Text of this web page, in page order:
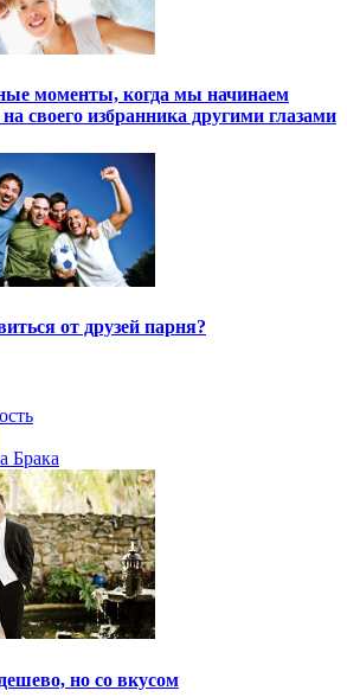
моменты, когда мы начинаем
своего избранника другими глазами
от друзей парня?
Брака
но со вкусом